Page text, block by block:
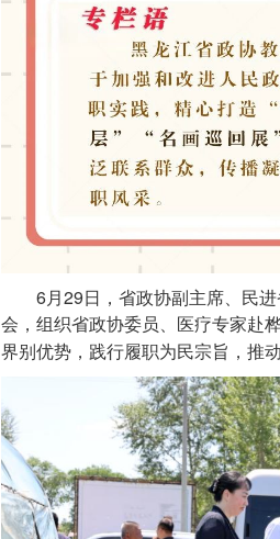
6月 29 日，省政协副主席、民
会，组织省政协委员、医疗专家赴
界别优势，践行履职为民宗旨，推